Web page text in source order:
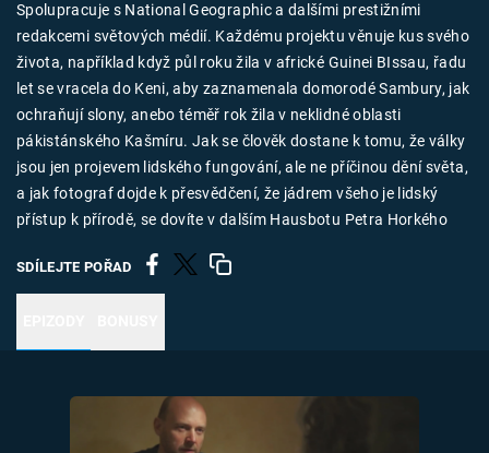
Časopis
Sledujte prima+
Přihlášení
Sledujte nás
Spolupracuje s National Geographic a dalšími prestižními
redakcemi světových médií. Každému projektu věnuje kus svého
života, například když půl roku žila v africké Guinei BIssau, řadu
let se vracela do Keni, aby zaznamenala domorodé Sambury, jak
ochraňují slony, anebo téměř rok žila v neklidné oblasti
pákistánského Kašmíru. Jak se člověk dostane k tomu, že války
jsou jen projevem lidského fungování, ale ne příčinou dění světa,
a jak fotograf dojde k přesvědčení, že jádrem všeho je lidský
přístup k přírodě, se dovíte v dalším Hausbotu Petra Horkého
SDÍLEJTE POŘAD